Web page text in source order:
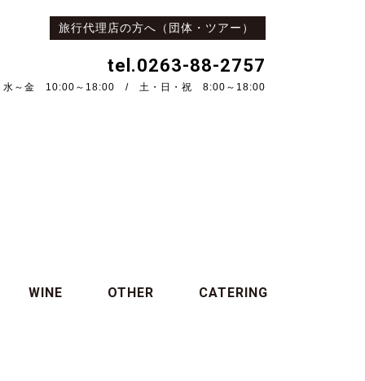
旅行代理店の方へ（団体・ツアー）
tel.0263-88-2757
水～金 10:00～18:00 / 土・日・祝 8:00～18:00
WINE OTHER CATERING